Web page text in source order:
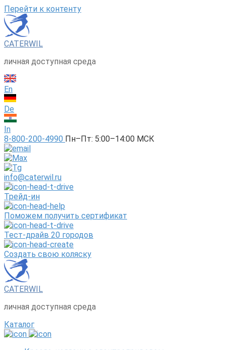
Перейти к контенту
CATERWIL
личная доступная среда
En
De
In
8-800-200-4990 Пн–Пт: 5:00–14:00 МСК
info@caterwil.ru
Трейд-ин
Поможем получить сертификат
Тест-драйв 20 городов
Создать свою коляску
CATERWIL
личная доступная среда
Каталог